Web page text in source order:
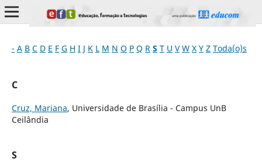
- A B C D E F G H I J K L M N O P Q R S T U V W X Y Z Toda(o)s
C
Cruz, Mariana, Universidade de Brasília - Campus UnB
Ceilândia
S